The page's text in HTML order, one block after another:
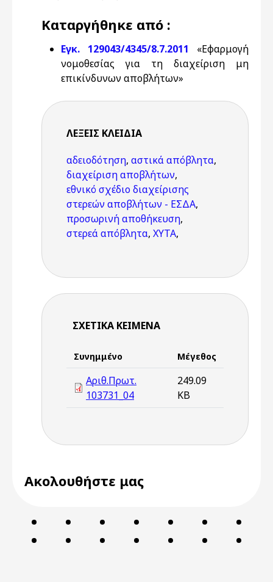
Καταργήθηκε από :
Εγκ. 129043/4345/8.7.2011 «Εφαρμογή
νομοθεσίας για τη διαχείριση μη
επικίνδυνων αποβλήτων»
ΛΈΞΕΙΣ KΛΕΙΔΙΆ
αδειοδότηση, αστικά απόβλητα,
διαχείριση αποβλήτων,
εθνικό σχέδιο διαχείρισης
στερεών αποβλήτων - ΕΣΔΑ,
προσωρινή αποθήκευση,
στερεά απόβλητα, ΧΥΤΑ,
ΣΧΕΤΙΚΆ ΚΕΊΜΕΝΑ
Συνημμένο Μέγεθος
Αριθ.Πρωτ.
103731_04
249.09
KB
Ακολουθήστε μας